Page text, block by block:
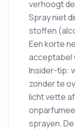
verhoogt
Spray niet
stoffen
Een korte
acceptabel
Insider-tip:
zonder te
licht vette
sprayen.